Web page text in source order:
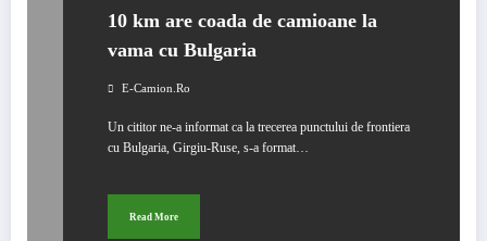
10 km are coada de camioane la
vama cu Bulgaria
E-Camion.ro
Un cititor ne-a informat ca la trecerea punctului de frontiera
cu Bulgaria, Girgiu-Ruse, s-a format…
Read More